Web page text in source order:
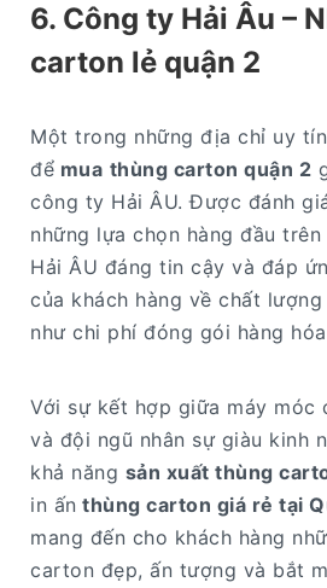
6. Công ty Hải Âu –
carton lẻ quận 2
Một trong những địa chỉ uy
để mua thùng carton quận 2
công ty Hải ÂU. Được đánh
những lựa chọn hàng đầu
Hải ÂU đáng tin cậy và đáp
của khách hàng về chất lượng
như chi phí đóng gói hàng
Với sự kết hợp giữa máy móc
và đội ngũ nhân sự giàu kinh
khả năng sản xuất thùng
in ấn thùng carton giá rẻ tại
mang đến cho khách hàng
carton đẹp, ấn tượng và bắt